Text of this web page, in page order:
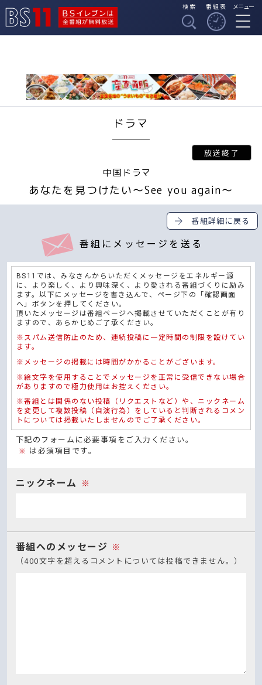
BSイレブンは全番組
検索 番組表 メニュー
ドラマ
中国ドラマ
あなたを見つけたい～See you again～
番組詳細に戻る
番組にメッセージを送る
BS11では、みなさんからいただくメッセージをエネルギー源
に、より楽しく、より興味深く、より愛される番組づくりに励み
ます。以下にメッセージを書き込んで、ページ下の「確認画面
へ」ボタンを押してください。
頂いたメッセージは番組ページへ掲載させていただくことが有り
ますので、あらかじめご了承ください。
※スパム送信防止のため、連続投稿に一定時間の制限を設けてい
ます。
※メッセージの掲載には時間がかかることがございます。
※絵文字を使用することでメッセージを正常に受信できない場合
がありますので極力使用はお控えください。
※番組とは関係のない投稿（リクエストなど）や、ニックネーム
を変更して複数投稿（自演行為）をしていると判断されるコメン
トについては掲載いたしませんのでご了承ください。
下記のフォームに必要事項をご入力ください。
※ は必須項目です。
ニックネーム ※
番組へのメッセージ ※
（400文字を超えるコメントについては投稿できません。）